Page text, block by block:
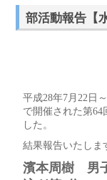
部活動報告【
平成28年7月22日
で開催された第64
した。
結果報告いたしま
濱本周樹 男